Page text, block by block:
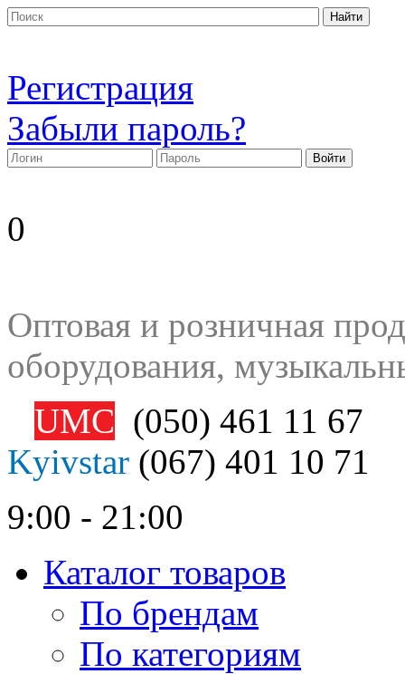
Регистрация
Забыли пароль?
0
Оптовая и розничная
оборудования,
UMC (050) 461 11 67
Kyivstar (067) 401 10 71
9:00 - 21:00
Каталог товаров
По брендам
По категориям